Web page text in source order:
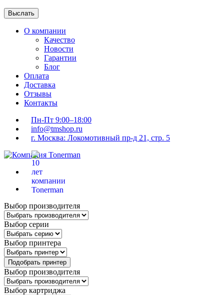
О компании
Качество
Новости
Гарантии
Блог
Оплата
Доставка
Отзывы
Контакты
Пн-Пт 9:00–18:00
info@tmshop.ru
г. Москва: Локомотивный пр-д 21, стр. 5
Выбор производителя
Выбор серии
Выбор принтера
Подобрать принтер
Выбор производителя
Выбор картриджа